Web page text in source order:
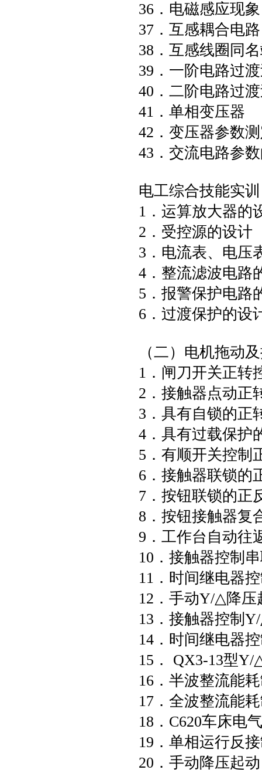
36．电磁感应现象
37．互感耦合电路
38．互感线圈同
39．一阶电路过
40．二阶电路过
41．单相变压器
42．变压器参数
43．交流电路参
电工综合技能实训
1．运算放大器的
2．受控源的设计
3．电流表、电压
4．整流滤波电路
5．报警保护电路
6．过渡保护的设
（二）电机拖动
1．闸刀开
2．接触器点
3．具有自锁
4．具有过载
5．有顺开关
6．接触器联
7．按钮联锁
8．按钮接触
9．工作台自
10．接触器控
11．时间继电器
12．手动
13．接触器
14．时间继电器
15． QX3-13型
16．半波整流能
17．全波整流能
18．C620车床电
19．单相运行反
20．手动降压起动